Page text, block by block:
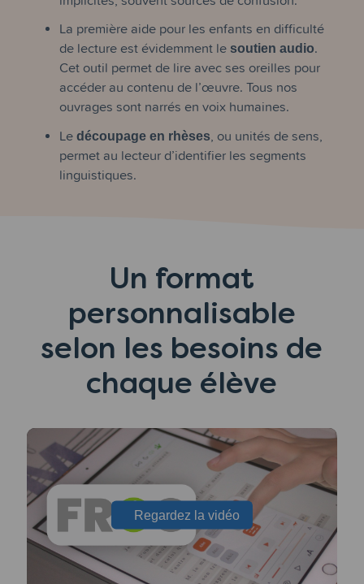
La première aide pour les enfants en difficulté
de lecture est évidemment lesoutien audio.
Cet outil permet de lire avec ses oreilles pour
accéder au contenu de l’œuvre. Tous nos
ouvrages sont narrés en voix humaines.
Ledécoupage en rhèses , ou unités de sens,
permet au lecteur d’identifier les segments
linguistiques.
Un format
personnalisable
selon les besoins de
chaque élève
Regardez la vidéo